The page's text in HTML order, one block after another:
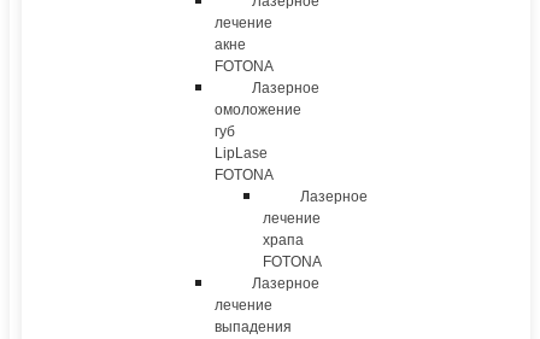
лечение
акне
FOTONA
Лазерное
омоложение
губ
LipLase
FOTONA
Лазерное
лечение
храпа
FOTONA
Лазерное
лечение
выпадения